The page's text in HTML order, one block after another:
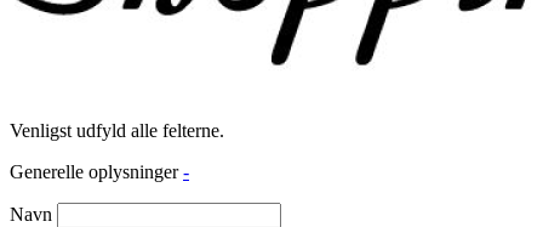
Venligst udfyld alle felterne.
Generelle oplysninger -
Navn